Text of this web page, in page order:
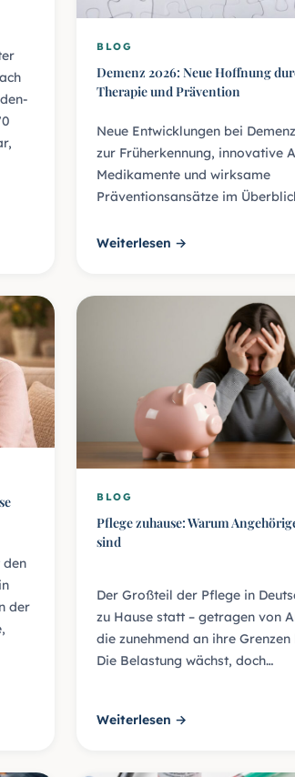
BLOG
Demenz 2026: Neue Hoffnung
Therapie und Prävention
Neue Entwicklungen bei
zur Früherkennung, innovative
Medikamente und wirksame
Präventionsansätze im
Weiterlesen →
den
der
BLOG
Pflege zuhause: Warum
sind
Der Großteil der Pflege in
zu Hause statt – getragen von
die zunehmend an ihre Grenzen
Die Belastung wächst, doch…
Weiterlesen →